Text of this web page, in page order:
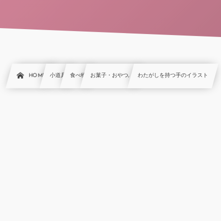
HOME 小道具 食べ物 お菓子・おやつ, … わたがしを持つ手のイラスト